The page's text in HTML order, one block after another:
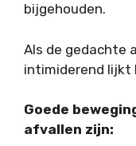
bijgehouden.
Als de gedachte
intimiderend lijkt
Goede
afvallen zijn: